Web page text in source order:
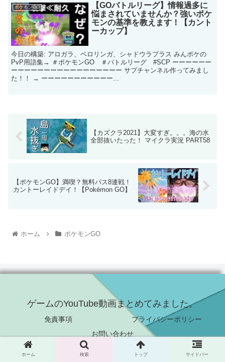
ポケモンGO
【GOバトルリーグ】情報過多に
悩まされていませんか？強いポケ
モンの基準を教えます！【カント
ーカップ】
今日の構築: アロガラ、ベロリンガ、シャドウラプラス みんポケの
PvP用語集→ ＃ポケモンGO ＃バトルリーグ #SCP ーーーーーー
ーーーーーーーーーーーーーーーーー サブチャンネル作ってみまし
た！！ → ーーーーーーーーーーー...
【カズクラ2021】大変すぎ。。。海の水
全部抜いたった！ マイクラ実況 PART58
【ポケモンGO】満喫？無料パス8連戦！
カントーレイドデイ！【Pokémon GO】
ホーム ポケモンGO
ゲームのYouTube動画まとめてみました。
免責事項
プライバシーポリシー
お問い合わせ
© 2021 ゲームのYouTube動画まとめてみました。.
ホーム 検索 トップ サイドバー